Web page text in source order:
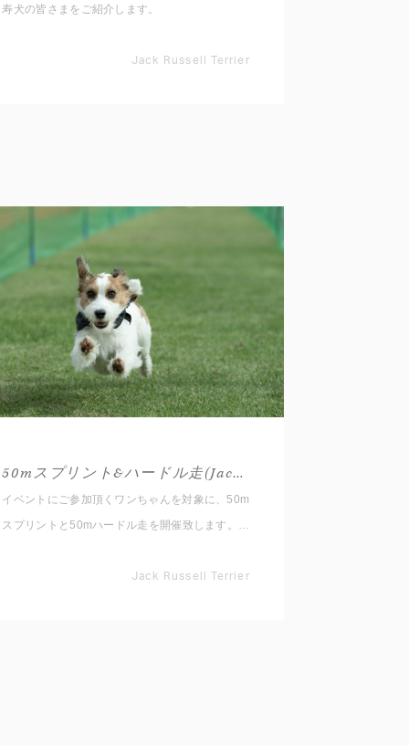
寿犬の皆さまをご紹介します。
Jack Russell Terrier
50mスプリント&ハードル走(Jack Russell Terrier)
イベントにご参加頂くワンちゃんを対象に、50m
スプリントと50mハードル走を開催致します。
にいくつかのハードルを設置したコースとなって
Jack Russell Terrier